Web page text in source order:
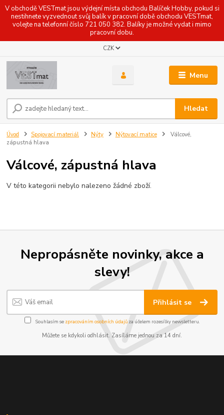
V obchodě VESTmat jsou výdejní místa obchodu Balíček Hobby, pokud si
nestihnete vyzvednout svůj balík v pracovní době obchodu VESTmat,
volejte na telefonní číslo 721 050 382. Balíky je možné vydat i mimo
pracovní dobu.
Menu
CZK
Hledat
Úvod Spojovací materiál Nýty Nýtovací matice
Válcové,
zápustná hlava
Válcové, zápustná hlava
V této kategorii nebylo nalezeno žádné zboží.
Nepropásněte novinky, akce a
slevy!
Přihlásit se
Souhlasím se zpracováním osobních údajůza účelem rozesílky newsletteru.
Můžete se kdykoli odhlásit. Zasíláme jednou za 14 dní.